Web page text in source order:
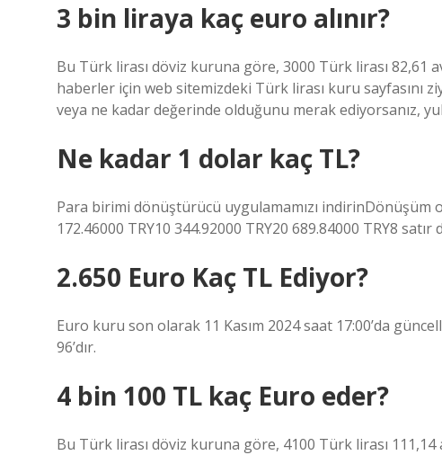
3 bin liraya kaç euro alınır?
Bu Türk lirası döviz kuruna göre, 3000 Türk lirası
haberler için web sitemizdeki Türk lirası kuru sayfasını
veya ne kadar değerinde olduğunu merak ediyorsanız,
Ne kadar 1 dolar kaç TL?
Para birimi dönüştürücü uygulamamızı indirinDönüşüm
172.46000 TRY10 344.92000 TRY20 689.84000 TRY8 satır
2.650 Euro Kaç TL Ediyor?
Euro kuru son olarak 11 Kasım 2024 saat 17:00’da
96’dır.
4 bin 100 TL kaç Euro eder?
Bu Türk lirası döviz kuruna göre, 4100 Türk lirası